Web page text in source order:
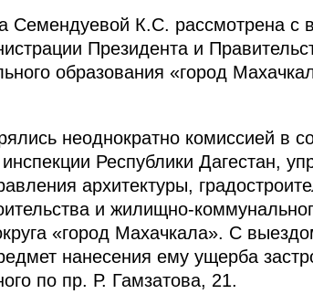
Семендуевой К.С. рассмотрена с
Президента и
образования «город
неоднократно комиссией в
Республики Дагестан,
архитектуры,
и жилищно-
«город Махачкала». С
нанесения ему ущерба
по пр. Р. Гамзатова, 21.